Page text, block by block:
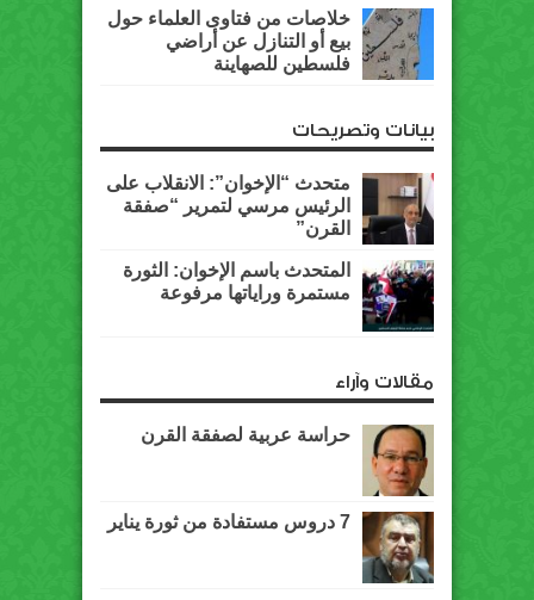
خلاصات من فتاوى العلماء حول
بيع أو التنازل عن أراضي
فلسطين للصهاينة
بيانات وتصريحات
متحدث “الإخوان”: الانقلاب على
الرئيس مرسي لتمرير “صفقة
القرن”
المتحدث باسم الإخوان: الثورة
مستمرة وراياتها مرفوعة
مقالات وآراء
حراسة عربية لصفقة القرن
7 دروس مستفادة من ثورة يناير